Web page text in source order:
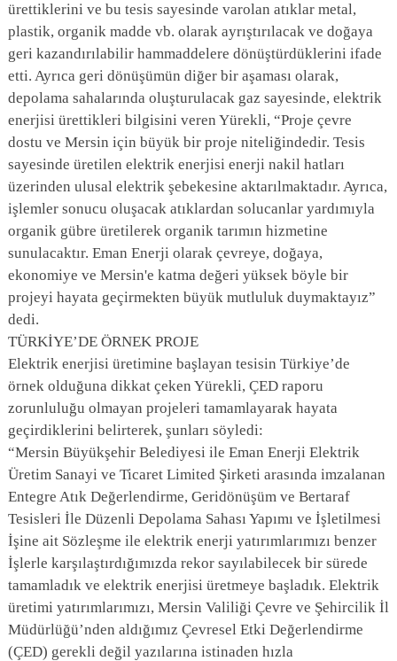
ürettiklerini ve bu tesis sayesinde varolan atıklar metal,
plastik, organik madde vb. olarak ayrıştırılacak ve doğaya
geri kazandırılabilir hammaddelere dönüştürdüklerini ifade
etti. Ayrıca geri dönüşümün diğer bir aşaması olarak,
depolama sahalarında oluşturulacak gaz sayesinde, elektrik
enerjisi ürettikleri bilgisini veren Yürekli, “Proje çevre
dostu ve Mersin için büyük bir proje niteliğindedir. Tesis
sayesinde üretilen elektrik enerjisi enerji nakil hatları
üzerinden ulusal elektrik şebekesine aktarılmaktadır. Ayrıca,
işlemler sonucu oluşacak atıklardan solucanlar yardımıyla
organik gübre üretilerek organik tarımın hizmetine
sunulacaktır. Eman Enerji olarak çevreye, doğaya,
ekonomiye ve Mersin'e katma değeri yüksek böyle bir
projeyi hayata geçirmekten büyük mutluluk duymaktayız”
dedi.
TÜRKİYE’DE ÖRNEK PROJE
Elektrik enerjisi üretimine başlayan tesisin Türkiye’de
örnek olduğuna dikkat çeken Yürekli, ÇED raporu
zorunluluğu olmayan projeleri tamamlayarak hayata
geçirdiklerini belirterek, şunları söyledi:
“Mersin Büyükşehir Belediyesi ile Eman Enerji Elektrik
Üretim Sanayi ve Ticaret Limited Şirketi arasında imzalanan
Entegre Atık Değerlendirme, Geridönüşüm ve Bertaraf
Tesisleri İle Düzenli Depolama Sahası Yapımı ve İşletilmesi
İşine ait Sözleşme ile elektrik enerji yatırımlarımızı benzer
İşlerle karşılaştırdığımızda rekor sayılabilecek bir sürede
tamamladık ve elektrik enerjisi üretmeye başladık. Elektrik
üretimi yatırımlarımızı, Mersin Valiliği Çevre ve Şehircilik İl
Müdürlüğü’nden aldığımız Çevresel Etki Değerlendirme
(ÇED) gerekli değil yazılarına istinaden hızla